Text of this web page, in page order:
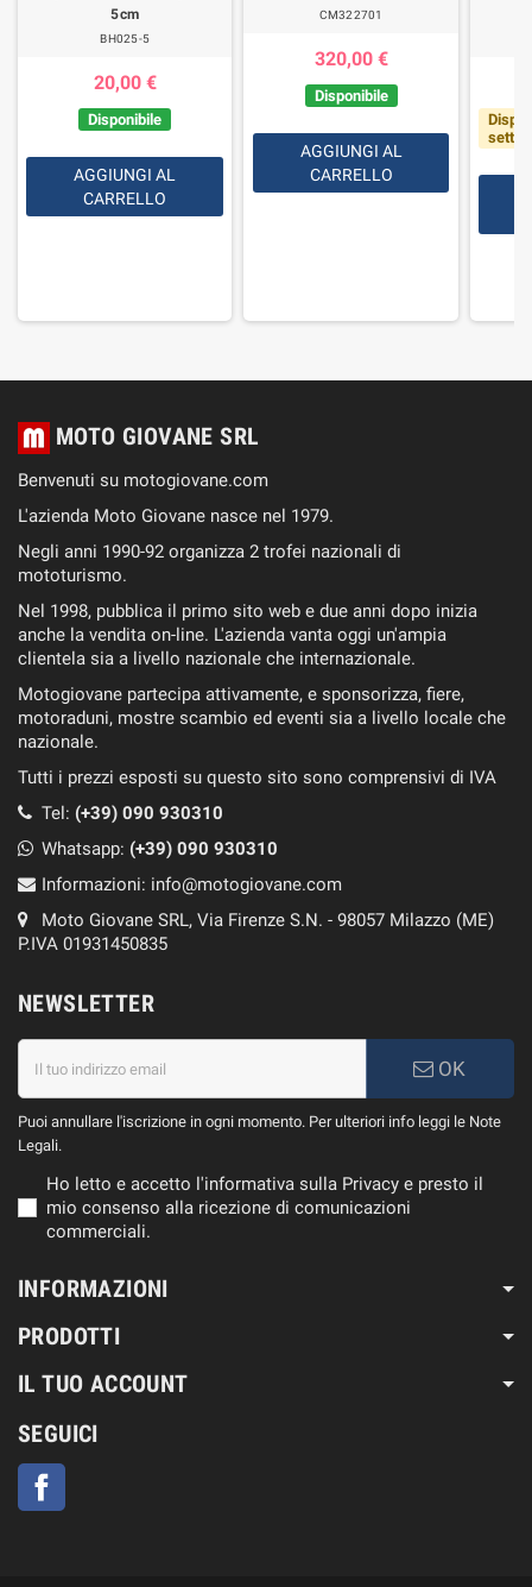
5cm
BH025-5
20,00 €
Disponibile
AGGIUNGI AL
CARRELLO
CM322701
320,00 €
Disponibile
AGGIUNGI AL
CARRELLO
MOTO GIOVANE SRL
Benvenuti su motogiovane.com
L'azienda Moto Giovane nasce nel 1979.
Negli anni 1990-92 organizza 2 trofei nazionali di
mototurismo.
Nel 1998, pubblica il primo sito web e due anni dopo inizia
anche la vendita on-line. L'azienda vanta oggi un'ampia
clientela sia a livello nazionale che internazionale.
Motogiovane partecipa attivamente, e sponsorizza, fiere,
motoraduni, mostre scambio ed eventi sia a livello locale che
nazionale.
Tutti i prezzi esposti su questo sito sono comprensivi di IVA
Tel: (+39) 090 930310
Whatsapp: (+39) 090 930310
Informazioni: info@motogiovane.com
Moto Giovane SRL, Via Firenze S.N. - 98057 Milazzo (ME)
P.IVA 01931450835
NEWSLETTER
OK
Puoi annullare l'iscrizione in ogni momento. Per ulteriori info leggi le Note
Legali.
Ho letto e accetto l'informativa sulla Privacy e presto il
mio consenso alla ricezione di comunicazioni
commerciali.
INFORMAZIONI
PRODOTTI
IL TUO ACCOUNT
SEGUICI